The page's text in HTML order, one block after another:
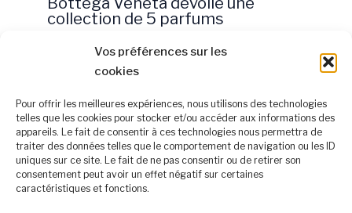
Vos préférences sur les
cookies
Pour offrir les meilleures expériences, nous utilisons des technologies
telles que les cookies pour stocker et/ou accéder aux informations des
appareils. Le fait de consentir à ces technologies nous permettra de
traiter des données telles que le comportement de navigation ou les ID
uniques sur ce site. Le fait de ne pas consentir ou de retirer son
consentement peut avoir un effet négatif sur certaines
caractéristiques et fonctions.
collection de 5 parfums
À propos
Mentions légales
Politique de confidentialité